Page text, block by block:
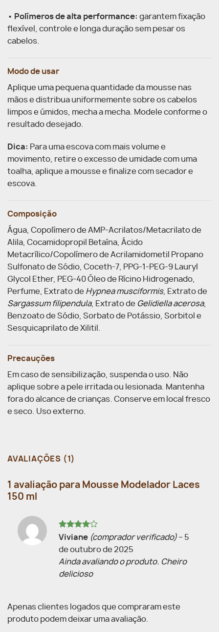
• Polímeros de alta performance: garantem fixação
flexível, controle e longa duração sem pesar os
cabelos.
Modo de usar
Aplique uma pequena quantidade da mousse nas
mãos e distribua uniformemente sobre os cabelos
limpos e úmidos, mecha a mecha. Modele conforme o
resultado desejado.
Dica: Para uma escova com mais volume e
movimento, retire o excesso de umidade com uma
toalha, aplique a mousse e finalize com secador e
escova.
Composição
Água, Copolímero de AMP-Acrilatos/Metacrilato de
Alila, Cocamidopropil Betaína, Ácido
Metacrílico/Copolímero de Acrilamidometil Propano
Sulfonato de Sódio, Coceth-7, PPG-1-PEG-9 Lauryl
Glycol Ether, PEG-40 Óleo de Rícino Hidrogenado,
Perfume, Extrato de Hypnea musciformis, Extrato de
Sargassum filipendula, Extrato de Gelidiella acerosa,
Benzoato de Sódio, Sorbato de Potássio, Sorbitol e
Sesquicaprilato de Xilitil.
Precauções
Em caso de sensibilização, suspenda o uso. Não
aplique sobre a pele irritada ou lesionada. Mantenha
fora do alcance de crianças. Conserve em local fresco
e seco. Uso externo.
AVALIAÇÕES (1)
1 avaliação para Mousse Modelador Laces
150 ml
Avaliação
Viviane (comprador verificado) – 5
de outubro de 2025
Ainda avaliando o produto. Cheiro
delicioso
Apenas clientes logados que compraram este
produto podem deixar uma avaliação.